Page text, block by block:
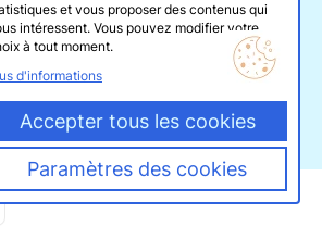
et vous proposer des contenus qui
intéressent. Vous pouvez modifier votre
à tout moment.
d'informations
Accepter tous les cookies
Paramètres des cookies